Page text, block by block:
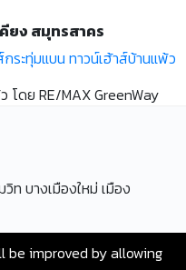
คียง สมุทรสาคร
กระทุ่มแบน ทาวน์เฮ้าส์บ้านแพ้ว
โดย RE/MAX GreenWay
ท บางเมืองใหม่ เมือง
9190
be improved by allowing